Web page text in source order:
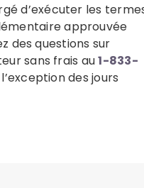
d’exécuter les
approuvée
des questions sur
sans frais au1-833-
des jours